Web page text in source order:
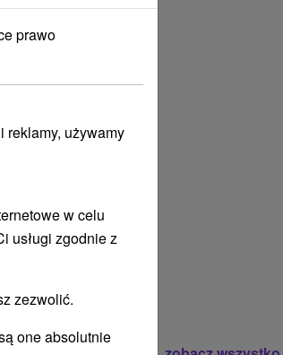
prawo
reklamy, używamy
w celu
usługi zgodnie z
zezwolić.
one absolutnie